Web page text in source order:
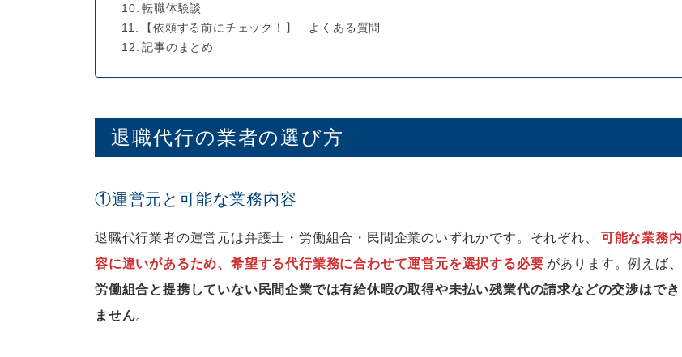
転職体験談
【依頼する前にチェック！】 よくある質問
記事のまとめ
退職代行の業者の選び方
①運営元と可能な業務内容
退職代行業者の運営元は弁護士・労働組合・民間企業のいずれかです。それぞれ、
可能な業務内
容に違いがあるため、希望する代行業務に合わせて運営元を選択する必要 があります。例えば、
労働組合と提携していない民間企業では有給休暇の取得や未払い残業代の請求などの交渉はでき
ません。